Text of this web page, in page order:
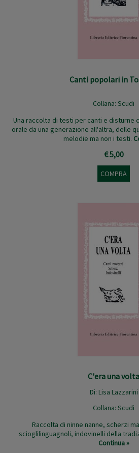
Canti popolari in
Collana: Scudi
Una raccolta di testi per canti e disturne
orale da una generazione all'altra, delle
melodie ma non i testi.
€ 5,00
COMPRA
C'era una volta
Di: Lisa Lazzarini
Collana: Scudi
Raccolta di ninne nanne, scherzi
scioglilinguagnoli, indovinelli della
Continua »